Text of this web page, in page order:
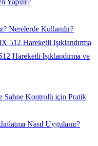
Yapılır?
Nerelerde Kullanılır?
512 Hareketli Işıklandırma
Hareketli Işıklandırma ve
Sahne Kontrolü için Pratik
Nasıl Uygulanır?